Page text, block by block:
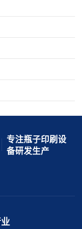
专注瓶子印刷设
备研发生产